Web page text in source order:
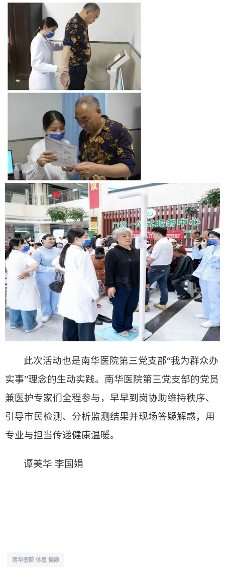
此次活动也是南华医院第三党支部“我为群众办
实事”理念的生动实践。南华医院第三党支部的党员
兼医护专家们全程参与，早早到岗协助维持秩序、
引导市民检测、分析监测结果并现场答疑解惑，用
专业与担当传递健康温暖。
谭美华 李国娟
南华医院 体重 健康